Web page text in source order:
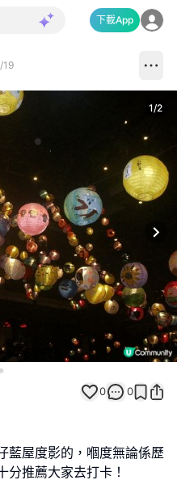
下載App
19
1/2
0 0
藍屋度影的，嗰度無論係歷